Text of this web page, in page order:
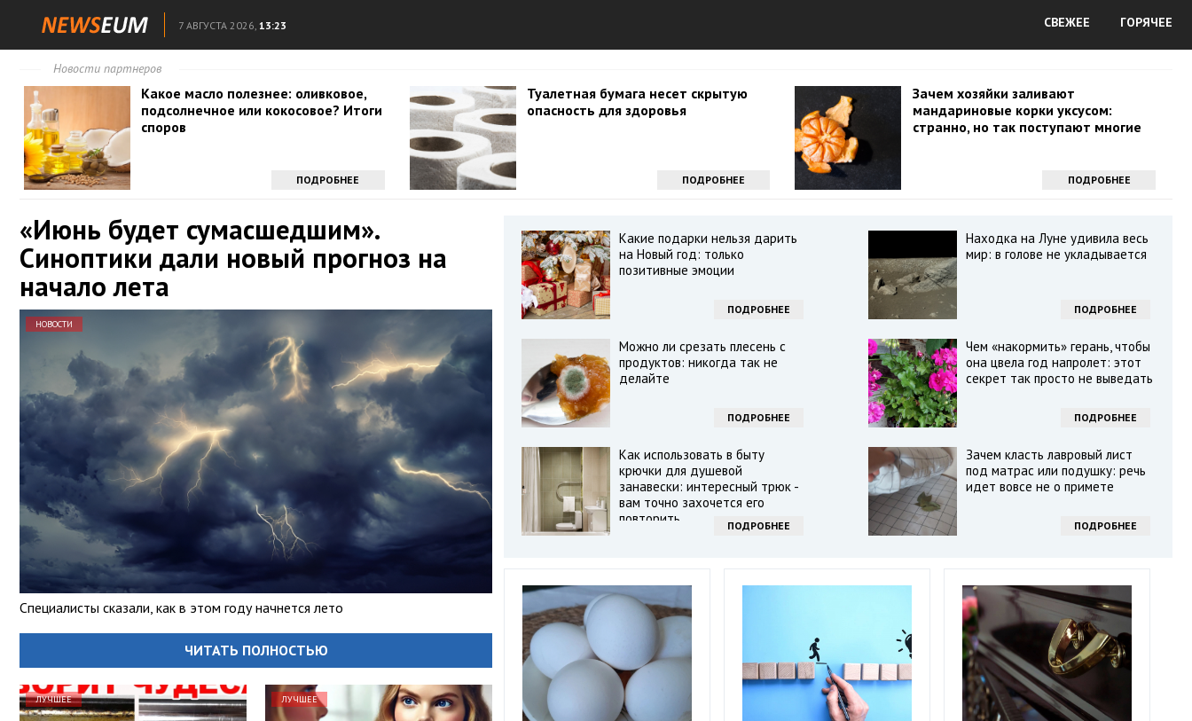
7 АВГУСТА 2026, 13:23 СВЕЖЕЕ ГОРЯЧЕЕ
Новости партнеров
Какое масло полезнее: оливковое,
подсолнечное или кокосовое? Итоги
споров
ПОДРОБНЕЕ
Туалетная бумага несет скрытую
опасность для здоровья
ПОДРОБНЕЕ
Зачем хозяйки заливают
мандариновые корки уксусом:
странно, но так поступают многие
ПОДРОБНЕЕ
«Июнь будет сумасшедшим».
Синоптики дали новый прогноз на
начало лета
НОВОСТИ
Специалисты сказали, как в этом году начнется лето
ЧИТАТЬ ПОЛНОСТЬЮ
ЛУЧШЕЕ ЛУЧШЕЕ
Какие подарки нельзя дарить
на Новый год: только
позитивные эмоции
ПОДРОБНЕЕ
Находка на Луне удивила весь
мир: в голове не укладывается
ПОДРОБНЕЕ
Можно ли срезать плесень с
продуктов: никогда так не
делайте
ПОДРОБНЕЕ
Чем «накормить» герань, чтобы
она цвела год напролет: этот
секрет так просто не выведать
ПОДРОБНЕЕ
Как использовать в быту
крючки для душевой
занавески: интересный трюк -
вам точно захочется его
повторить
ПОДРОБНЕЕ
Зачем класть лавровый лист
под матрас или подушку: речь
идет вовсе не о примете
ПОДРОБНЕЕ